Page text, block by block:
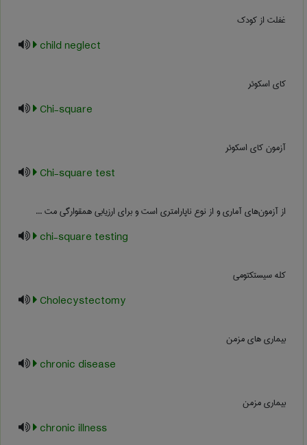
غفلت از کودک
child neglect
کای اسکوئر
Chi-square
آزمون کای اسکوئر
Chi-square test
از آزمون‌های آماری و از نوع ناپارامتری است و برای ارزیابی همقوارگی مت ...
chi-square testing
کله سیستکتومی
Cholecystectomy
بیماری های مزمن
chronic disease
بیماری مزمن
chronic illness